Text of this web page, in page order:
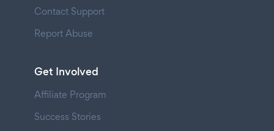
Contact Support
Report Abuse
Get Involved
Affiliate Program
Success Stories